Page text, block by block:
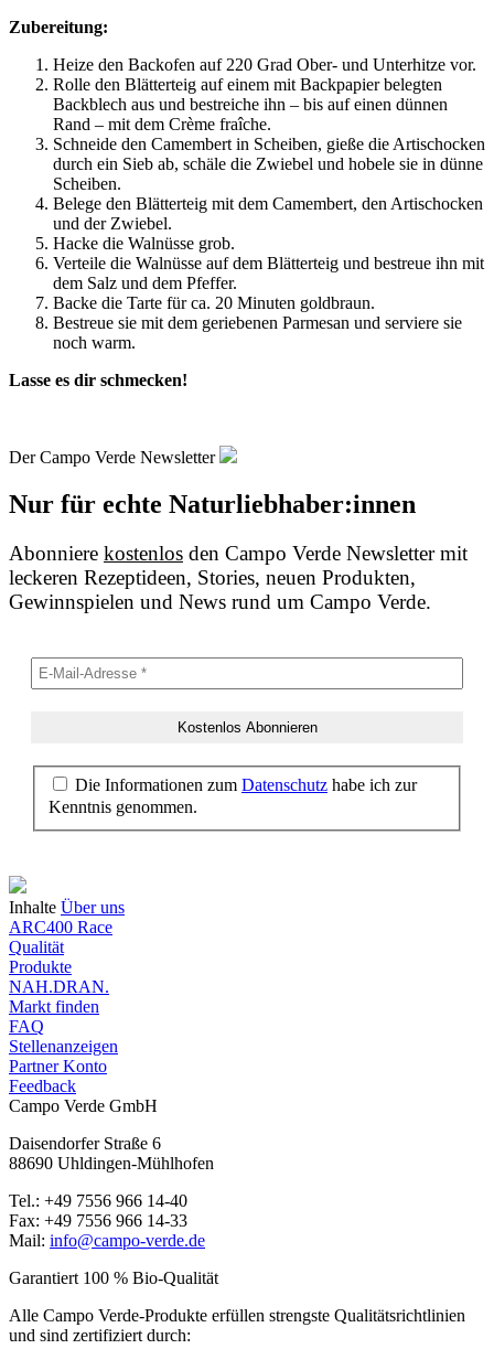
Zubereitung:
Heize den Backofen auf 220 Grad Ober- und Unterhitze vor.
Rolle den Blätterteig auf einem mit Backpapier belegten
Backblech aus und bestreiche ihn – bis auf einen dünnen
Rand – mit dem Crème fraîche.
Schneide den Camembert in Scheiben, gieße die Artischocken
durch ein Sieb ab, schäle die Zwiebel und hobele sie in dünne
Scheiben.
Belege den Blätterteig mit dem Camembert, den Artischocken
und der Zwiebel.
Hacke die Walnüsse grob.
Verteile die Walnüsse auf dem Blätterteig und bestreue ihn mit
dem Salz und dem Pfeffer.
Backe die Tarte für ca. 20 Minuten goldbraun.
Bestreue sie mit dem geriebenen Parmesan und serviere sie
noch warm.
Lasse es dir schmecken!
Der Campo Verde Newsletter
Nur für echte Naturliebhaber:innen
Abonniere kostenlos den Campo Verde Newsletter mit
leckeren Rezeptideen, Stories, neuen Produkten,
Gewinnspielen und News rund um Campo Verde.
Die Informationen zum Datenschutz habe ich zur
Kenntnis genommen.
Inhalte Über uns
ARC400 Race
Qualität
Produkte
NAH.DRAN.
Markt finden
FAQ
Stellenanzeigen
Partner Konto
Feedback
Campo Verde GmbH
Daisendorfer Straße 6
88690 Uhldingen-Mühlhofen
Tel.: +49 7556 966 14-40
Fax: +49 7556 966 14-33
Mail: info@campo-verde.de
Garantiert 100 % Bio-Qualität
Alle Campo Verde-Produkte erfüllen strengste Qualitäts­richtlinien
und sind zertifiziert durch: